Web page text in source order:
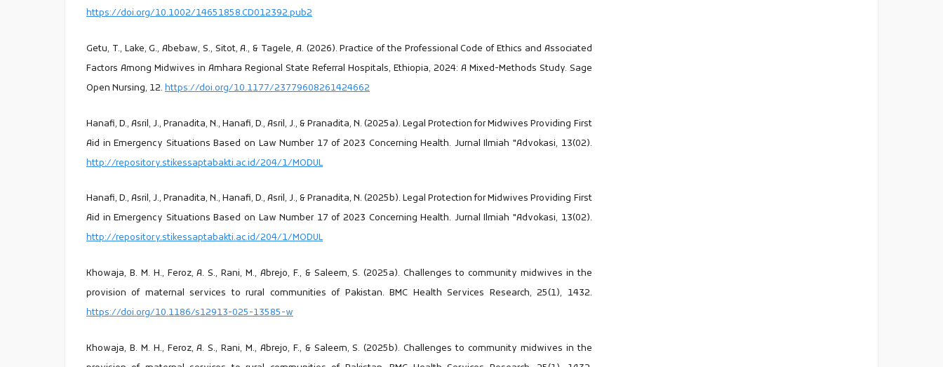
https://doi.org/10.1002/14651858.CD012392.pub2
Getu, T., Lake, G., Abebaw, S., Sitot, A., & Tagele, A. (2026). Practice of the Professional Code of Ethics and Associated
Factors Among Midwives in Amhara Regional State Referral Hospitals, Ethiopia, 2024: A Mixed-Methods Study. Sage
Open Nursing, 12. https://doi.org/10.1177/23779608261424662
Hanafi, D., Asril, J., Pranadita, N., Hanafi, D., Asril, J., & Pranadita, N. (2025a). Legal Protection for Midwives Providing First
Aid in Emergency Situations Based on Law Number 17 of 2023 Concerning Health. Jurnal Ilmiah "Advokasi, 13(02).
http://repository.stikessaptabakti.ac.id/204/1/MODUL
Hanafi, D., Asril, J., Pranadita, N., Hanafi, D., Asril, J., & Pranadita, N. (2025b). Legal Protection for Midwives Providing First
Aid in Emergency Situations Based on Law Number 17 of 2023 Concerning Health. Jurnal Ilmiah "Advokasi, 13(02).
http://repository.stikessaptabakti.ac.id/204/1/MODUL
Khowaja, B. M. H., Feroz, A. S., Rani, M., Abrejo, F., & Saleem, S. (2025a). Challenges to community midwives in the
provision of maternal services to rural communities of Pakistan. BMC Health Services Research, 25(1), 1432.
https://doi.org/10.1186/s12913-025-13585-w
Khowaja, B. M. H., Feroz, A. S., Rani, M., Abrejo, F., & Saleem, S. (2025b). Challenges to community midwives in the